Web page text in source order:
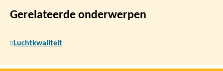
Gerelateerde onderwerpen
Luchtkwaliteit